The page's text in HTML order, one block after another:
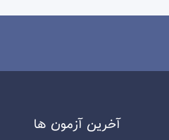
آخرين آزمون ها